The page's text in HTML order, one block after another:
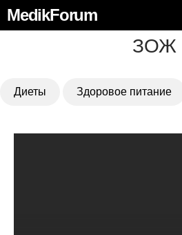
MedikForum
ЗОЖ
Диеты Здоровое питание